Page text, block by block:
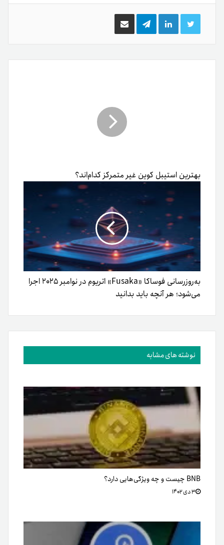
توییتر لینکدینتلگرام اشتراک
گذاری
ایمیل
بهترین استیبل کوین غیر متمرکز کدام‌اند؟
به‌روزرسانی فوساکا «Fusaka» اتریوم در نوامبر ۲۰۲۵ اجرا
می‌شود؛ هر آنچه باید بدانید
نوشته های مشابه
BNB چیست و چه ویژگی‌هایی دارد؟
۳ دی ۱۴۰۲